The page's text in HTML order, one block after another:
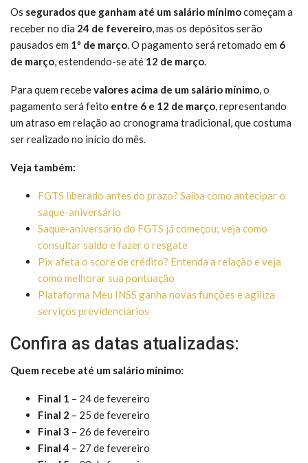
Os segurados que ganham até um salário mínimocomeçam a
receber no dia 24 de fevereiro, mas os depósitos serão
pausados em 1º de março. O pagamento será retomado em 6
de março, estendendo-se até 12 de março.
Para quem recebevalores acima de um salário mínimo, o
pagamento será feito entre 6 e 12 de março, representando
um atraso em relação ao cronograma tradicional, que costuma
ser realizado no início do mês.
Veja também:
FGTS liberado antes do prazo? Saiba como antecipar o
saque-aniversário
Saque-aniversário do FGTS já começou; veja como
consultar saldo e fazer o resgate
Pix afeta o score de crédito? Entenda a relação e veja
como melhorar sua pontuação
Plataforma Meu INSS ganha novas funções e agiliza
serviços previdenciários
Confira as datas atualizadas:
Quem recebe até um salário mínimo:
Final 1 – 24 de fevereiro
Final 2 – 25 de fevereiro
Final 3 – 26 de fevereiro
Final 4 – 27 de fevereiro